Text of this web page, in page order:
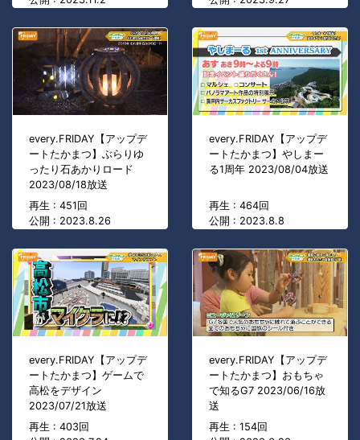
every.FRIDAY【アップデ
ートたかまつ】ぶらりゆ
ったり石あかりロード
2023/08/18放送
再生 : 451回
公開 : 2023.8.26
every.FRIDAY【アップデ
ートたかまつ】やしまー
る1周年 2023/08/04放送
再生 : 464回
公開 : 2023.8.8
every.FRIDAY【アップデ
ートたかまつ】ゲームで
高松をデザイン
2023/07/21放送
再生 : 403回
every.FRIDAY【アップデ
ートたかまつ】おもちゃ
で知るG7 2023/06/16放
送
再生 : 154回